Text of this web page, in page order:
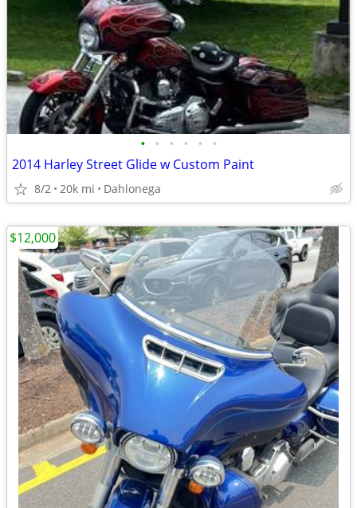
• • • • • •
2014 Harley Street Glide w Custom Paint
8/2 20k mi Dahlonega
$12,000